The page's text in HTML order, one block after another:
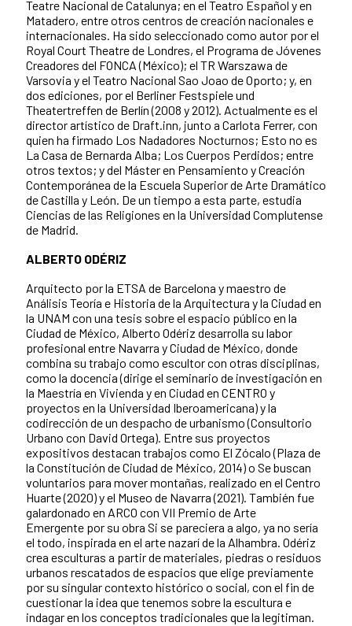
Teatre Nacional de Catalunya; en el Teatro Español y en
Matadero, entre otros centros de creación nacionales e
internacionales. Ha sido seleccionado como autor por el
Royal Court Theatre de Londres, el Programa de Jóvenes
Creadores del FONCA (México); el TR Warszawa de
Varsovia y el Teatro Nacional Sao Joao de Oporto; y, en
dos ediciones, por el Berliner Festspiele und
Theatertreffen de Berlín (2008 y 2012). Actualmente es el
director artístico de Draft.inn, junto a Carlota Ferrer, con
quien ha firmado Los Nadadores Nocturnos; Esto no es
La Casa de Bernarda Alba; Los Cuerpos Perdidos; entre
otros textos; y del Máster en Pensamiento y Creación
Contemporánea de la Escuela Superior de Arte Dramático
de Castilla y León. De un tiempo a esta parte, estudia
Ciencias de las Religiones en la Universidad Complutense
de Madrid.
ALBERTO ODÉRIZ
Arquitecto por la ETSA de Barcelona y maestro de
Análisis Teoría e Historia de la Arquitectura y la Ciudad en
la UNAM con una tesis sobre el espacio público en la
Ciudad de México, Alberto Odériz desarrolla su labor
profesional entre Navarra y Ciudad de México, donde
combina su trabajo como escultor con otras disciplinas,
como la docencia (dirige el seminario de investigación en
la Maestría en Vivienda y en Ciudad en CENTRO y
proyectos en la Universidad Iberoamericana) y la
codirección de un despacho de urbanismo (Consultorio
Urbano con David Ortega). Entre sus proyectos
expositivos destacan trabajos como El Zócalo (Plaza de
la Constitución de Ciudad de México, 2014) o Se buscan
voluntarios para mover montañas, realizado en el Centro
Huarte (2020) y el Museo de Navarra (2021). También fue
galardonado en ARCO con VII Premio de Arte
Emergente por su obra Si se pareciera a algo, ya no sería
el todo, inspirada en el arte nazarí de la Alhambra. Odériz
crea esculturas a partir de materiales, piedras o residuos
urbanos rescatados de espacios que elige previamente
por su singular contexto histórico o social, con el fin de
cuestionar la idea que tenemos sobre la escultura e
indagar en los conceptos tradicionales que la legitiman.